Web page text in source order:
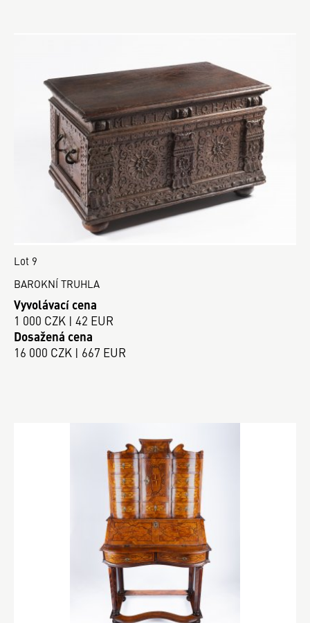
Lot 9
BAROKNÍ TRUHLA
Vyvolávací cena
1 000 CZK | 42 EUR
Dosažená cena
16 000 CZK | 667 EUR